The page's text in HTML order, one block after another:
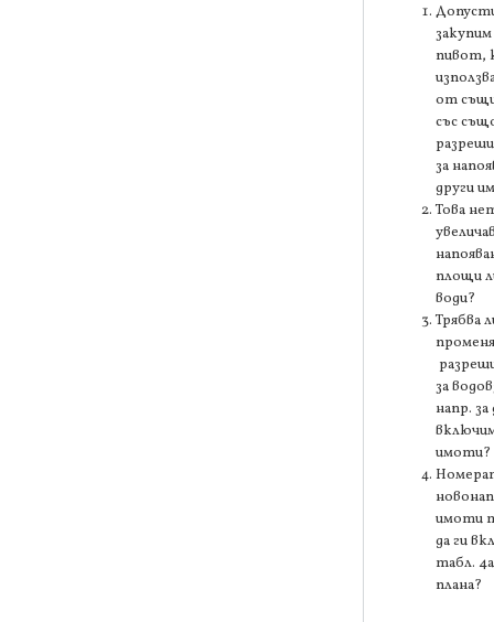
пивот,
от
със
за
други
Това
площи
води?
Трябва
за
напр. за
имоти?
имоти
да ги
табл.
плана?